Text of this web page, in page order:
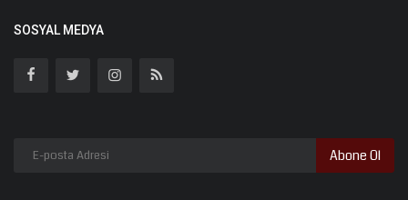
SOSYAL MEDYA
Abone Ol